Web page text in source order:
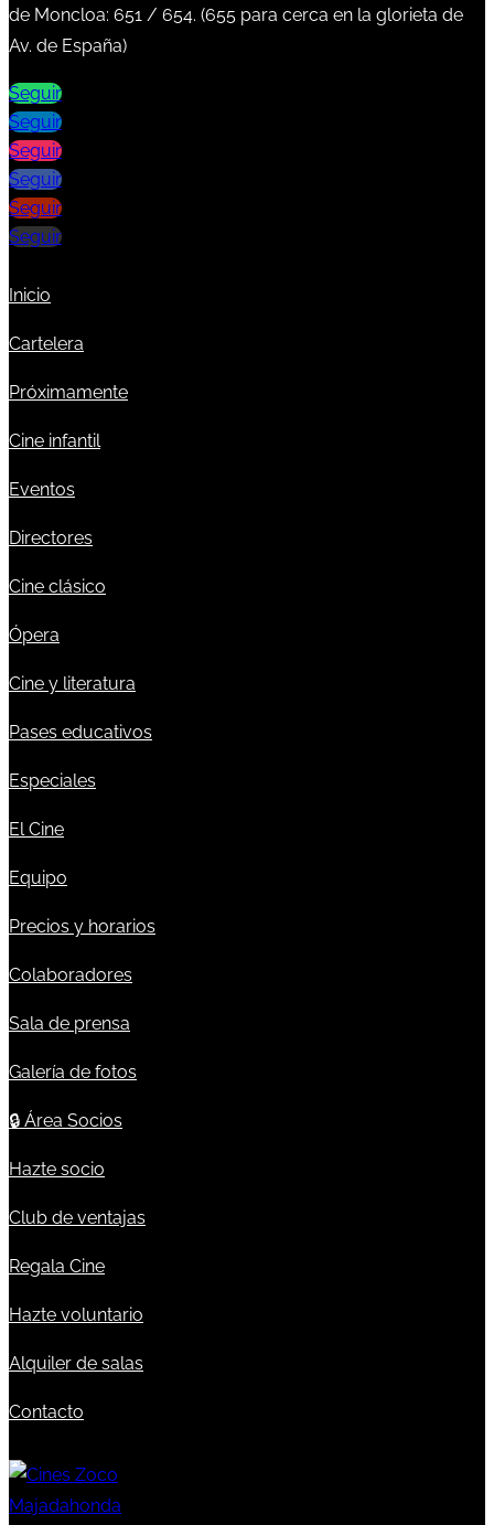
de Moncloa: 651 / 654. (655 para cerca en la glorieta de
Av. de España)
Seguir
Seguir
Seguir
Seguir
Seguir
Seguir
Inicio
Cartelera
Próximamente
Cine infantil
Eventos
Directores
Cine clásico
Ópera
Cine y literatura
Pases educativos
Especiales
El Cine
Equipo
Precios y horarios
Colaboradores
Sala de prensa
Galería de fotos
🔒 Área Socios
Hazte socio
Club de ventajas
Regala Cine
Hazte voluntario
Alquiler de salas
Contacto